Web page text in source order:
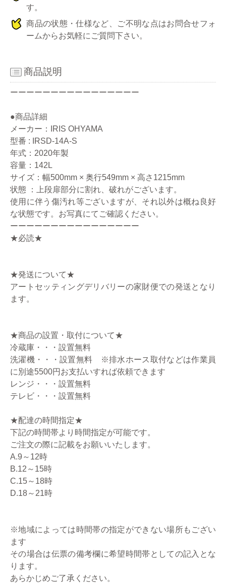
す。
商品の状態・仕様など、ご不明な点はお問合せフォ
ームからお気軽にご質問下さい。
商品説明
ーーーーーーーーーーーーーーーー
●商品詳細
メーカー：IRIS OHYAMA
型番 : IRSD-14A-S
年式：2020年製
容量：142L
サイズ：幅500mm × 奥行549mm × 高さ1215mm
状態 ：上段扉部分に割れ、破れがございます。
使用に伴う傷汚れ等ございますが、それ以外は概ね良好
な状態です。お写真にてご確認ください。
ーーーーーーーーーーーーーーーー
★必読★
★発送について★
アートセッティングデリバリーの家財便での発送となり
ます。
★商品の設置・取付について★
冷蔵庫・・・設置無料
洗濯機・・・設置無料 ※排水ホース取付などは作業員
に別途5500円お支払いすれば依頼できます
レンジ・・・設置無料
テレビ・・・設置無料
★配達の時間指定★
下記の時間帯より時間指定が可能です。
ご注文の際に記載をお願いいたします。
A.9～12時
B.12～15時
C.15～18時
D.18～21時
※地域によっては時間帯の指定ができない場所もござい
ます
その場合は伝票の備考欄に希望時間帯としての記入とな
ります。
あらかじめご了承ください。